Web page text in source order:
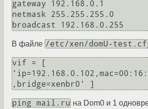
gateway 192.168.0.1
netmask 255.255.255.0
broadcast 192.168.0.255
В файле /etc/xen/domU-
vif = [
ping mail.ru на Dom0 и 1